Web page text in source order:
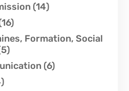
(14)
Formation, Social
(6)